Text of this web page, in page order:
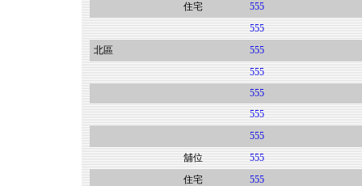
住宅
555
555
北區
555
555
555
555
555
舖位
555
住宅
555